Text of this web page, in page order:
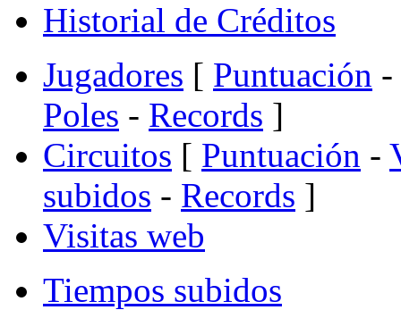
Historial de Créditos
Jugadores [ Puntuación -
Poles - Records ]
Circuitos [ Puntuación -
subidos - Records ]
Visitas web
Tiempos subidos